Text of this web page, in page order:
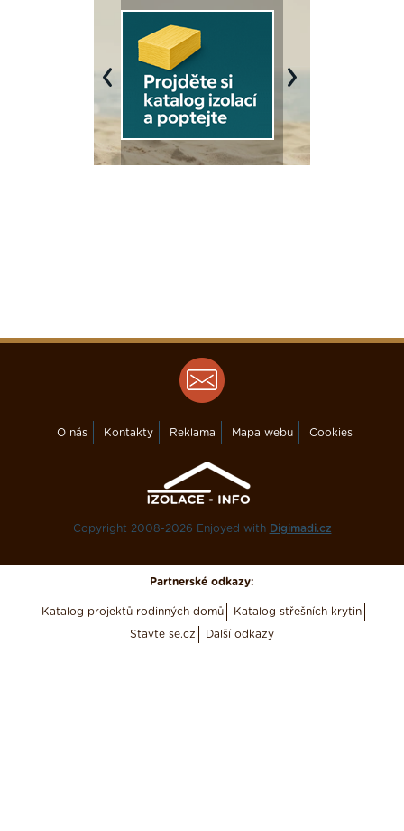
Previous Next
O nás Kontakty Reklama Mapa webu Cookies
Copyright 2008-2026 Enjoyed with Digimadi.cz
Partnerské odkazy:
Katalog projektů rodinných domů Katalog střešních krytin
Stavte se.cz Další odkazy